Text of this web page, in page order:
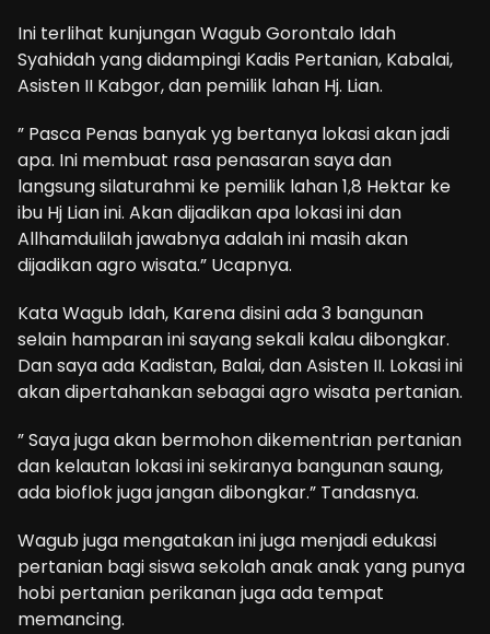
Ini terlihat kunjungan Wagub Gorontalo Idah
Syahidah yang didampingi Kadis Pertanian, Kabalai,
Asisten II Kabgor, dan pemilik lahan Hj. Lian.
” Pasca Penas banyak yg bertanya lokasi akan jadi
apa. Ini membuat rasa penasaran saya dan
langsung silaturahmi ke pemilik lahan 1,8 Hektar ke
ibu Hj Lian ini. Akan dijadikan apa lokasi ini dan
Allhamdulilah jawabnya adalah ini masih akan
dijadikan agro wisata.” Ucapnya.
Kata Wagub Idah, Karena disini ada 3 bangunan
selain hamparan ini sayang sekali kalau dibongkar.
Dan saya ada Kadistan, Balai, dan Asisten II. Lokasi ini
akan dipertahankan sebagai agro wisata pertanian.
” Saya juga akan bermohon dikementrian pertanian
dan kelautan lokasi ini sekiranya bangunan saung,
ada bioflok juga jangan dibongkar.” Tandasnya.
Wagub juga mengatakan ini juga menjadi edukasi
pertanian bagi siswa sekolah anak anak yang punya
hobi pertanian perikanan juga ada tempat
memancing.